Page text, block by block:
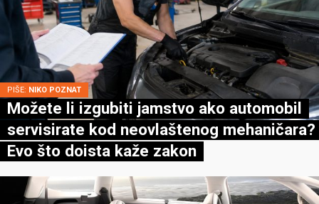
PIŠE: NIKO POZNAT
Možete li izgubiti jamstvo ako automobil
servisirate kod neovlaštenog mehaničara?
Evo što doista kaže zakon